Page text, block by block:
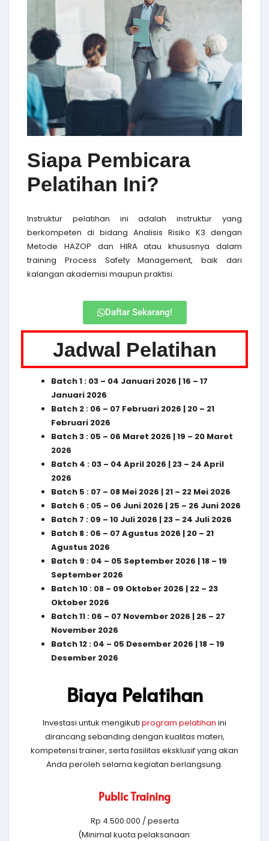
Siapa Pembicara
Pelatihan Ini?
Instruktur pelatihan ini adalah instruktur yang
berkompeten di bidang Analisis Risiko K3 dengan
Metode HAZOP dan HIRA atau khususnya dalam
training Process Safety Management, baik dari
kalangan akademisi maupun praktisi.
Daftar Sekarang!
Jadwal Pelatihan
Batch 1 : 03 – 04 Januari 2026 | 16 – 17
Januari 2026
Batch 2 : 06 – 07 Februari 2026 | 20 – 21
Februari 2026
Batch 3 : 05 – 06 Maret 2026 | 19 – 20 Maret
2026
Batch 4 : 03 – 04 April 2026 | 23 – 24 April
2026
Batch 5 : 07 – 08 Mei 2026 | 21 – 22 Mei 2026
Batch 6 : 05 – 06 Juni 2026 | 25 – 26 Juni 2026
Batch 7 : 09 – 10 Juli 2026 | 23 – 24 Juli 2026
Batch 8 : 06 – 07 Agustus 2026 | 20 – 21
Agustus 2026
Batch 9 : 04 – 05 September 2026 | 18 – 19
September 2026
Batch 10 : 08 – 09 Oktober 2026 | 22 – 23
Oktober 2026
Batch 11 : 06 – 07 November 2026 | 26 – 27
November 2026
Batch 12 : 04 – 05 Desember 2026 | 18 – 19
Desember 2026
Biaya Pelatihan
Investasi untuk mengikuti program pelatihan ini
dirancang sebanding dengan kualitas materi,
kompetensi trainer, serta fasilitas eksklusif yang akan
Anda peroleh selama kegiatan berlangsung.
Public Training
Rp 4.500.000 / peserta
(Minimal kuota pelaksanaan: